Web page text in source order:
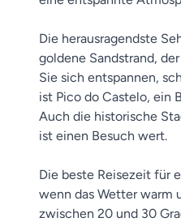
Die herausragendste
goldene Sandstrand,
Sie sich entspannen,
ist Pico do Castelo, ein
Auch die historische
ist einen Besuch wert.
Die beste Reisezeit für
wenn das Wetter warm
zwischen 20 und 30